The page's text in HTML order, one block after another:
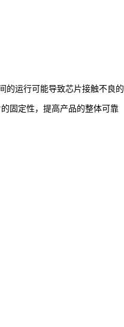
的运行可能导致芯片接触不良的
固定性，提高产品的整体可靠